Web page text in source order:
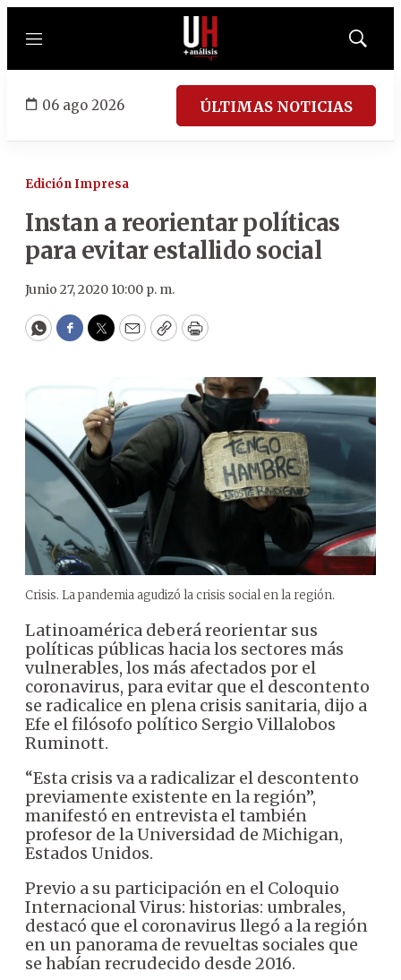
Menú
Mostrar
06 ago 2026 ÚLTIMAS NOTICIAS
Edición Impresa
Instan a reorientar políticas
para evitar estallido social
Junio 27, 2020 10:00 p. m.
WhatsApp
Facebook
Twitter
EmailCopyPrint
Crisis. La pandemia agudizó la crisis social en la región.
Latinoamérica deberá reorientar sus
políticas públicas hacia los sectores más
vulnerables, los más afectados por el
coronavirus, para evitar que el descontento
se radicalice en plena crisis sanitaria, dijo a
Efe el filósofo político Sergio Villalobos
Ruminott.
“Esta crisis va a radicalizar el descontento
previamente existente en la región”,
manifestó en entrevista el también
profesor de la Universidad de Michigan,
Estados Unidos.
Previo a su participación en el Coloquio
Internacional Virus: historias: umbrales,
destacó que el coronavirus llegó a la región
en un panorama de revueltas sociales que
se habían recrudecido desde 2016.